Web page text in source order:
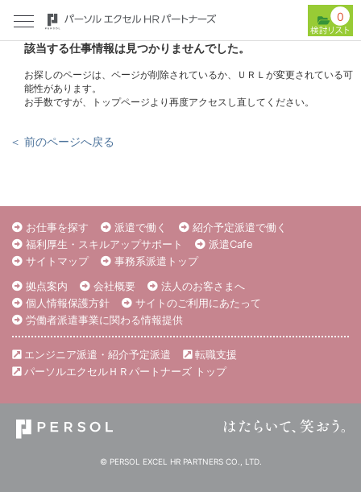
0
該当する仕事情報は見つかりませんでした。
お探しのページは、ページが削除されているか、ＵＲＬが変更されている可
能性があります。
お手数ですが、トップページより再度アクセスし直してください。
＜ 前のページへ戻る
お仕事を探す 派遣で働く
紹介予定派遣で働く
福利厚生・スキルアップサポート
派遣Cafe
サイトマップ
事務系派遣トップ
拠点案内
会社概要
法人のお客さまへ
個人情報保護方針
サイトのご利用にあたって
労働者派遣事業に関わる情報提供
エンジニア派遣・紹介予定派遣
転職支援
パーソルエクセルＨＲパートナーズ トップ
© PERSOL EXCEL HR PARTNERS CO., LTD.